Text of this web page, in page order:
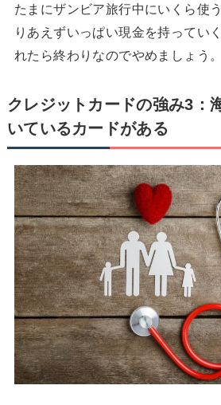
たまにザンビア旅行中にいくら使
りあえずいっぱい現金を持ってい
れたら終わりなのでやめましょう。
クレジットカードの強み3：
いているカードがある